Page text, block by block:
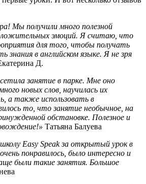
Мы получили много полезной
эмоций. Я считаю, что
для того, чтобы получать
знания в английском языке. Я не зря
Д.
занятие в парке. Мне оно
новых слов, научилась их
а также использовать в
то, что занятие необычное, на
обстановке. Полезное и
Татьяна Балуева
Easy Speak за открытый урок в
понравилось, было интересно и
были такие занятия. Большое